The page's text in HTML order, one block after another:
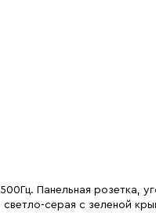
Панельная розетка,
серая с зеленой